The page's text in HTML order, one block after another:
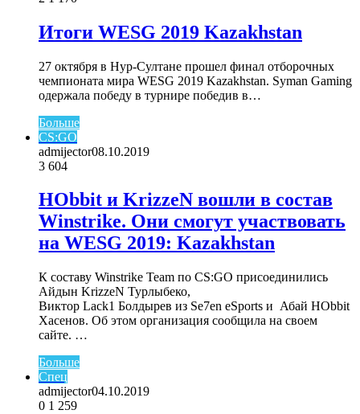
Итоги WESG 2019 Kazakhstan
27 октября в Нур-Султане прошел финал отборочных
чемпионата мира WESG 2019 Kazakhstan. Syman Gaming
одержала победу в турнире победив в…
Больше
CS:GO
admijector08.10.2019
3 604
HObbit и KrizzeN вошли в состав
Winstrike. Они смогут участвовать
на WESG 2019: Kazakhstan
К составу Winstrike Team по CS:GO присоединились
Айдын KrizzeN Турлыбеко,
Виктор Lack1 Болдырев из Se7en eSports и Абай HObbit
Хасенов. Об этом организация сообщила на своем
сайте. …
Больше
Спец
admijector04.10.2019
0 1 259